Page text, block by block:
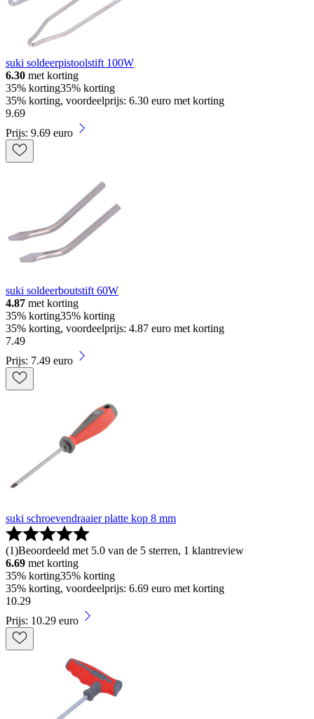
suki soldeerpistoolstift 100W
6.30 met korting
35% korting35% korting
35% korting, voordeelprijs: 6.30 euro met korting
9.69
Prijs: 9.69 euro
suki soldeerboutstift 60W
4.87 met korting
35% korting35% korting
35% korting, voordeelprijs: 4.87 euro met korting
7.49
Prijs: 7.49 euro
suki schroevendraaier platte kop 8 mm
(1)Beoordeeld met 5.0 van de 5 sterren, 1 klantreview
6.69 met korting
35% korting35% korting
35% korting, voordeelprijs: 6.69 euro met korting
10.29
Prijs: 10.29 euro